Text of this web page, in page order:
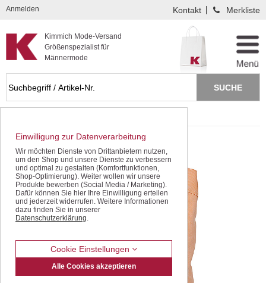
Kompletten Head der Seite überspringen
Kimmich Mode-Versand
Größenspezialist für
Männermode
Anmelden Kontakt Merkliste
Einwilligung zur Datenverarbeitung
Wir möchten Dienste von Drittanbietern nutzen,
um den Shop und unsere Dienste zu verbessern
und optimal zu gestalten (Komfortfunktionen,
Shop-Optimierung). Weiter wollen wir unsere
Produkte bewerben (Social Media / Marketing).
Dafür können Sie hier Ihre Einwilligung erteilen
und jederzeit widerrufen. Weitere Informationen
dazu finden Sie in unserer
Datenschutzerklärung.
Cookie Einstellungen
Alle Cookies akzeptieren